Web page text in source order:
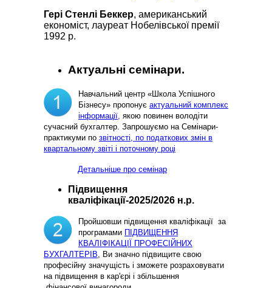
Гері Стенлі Беккер, американський
економіст, лауреат Нобелівської премії
1992 р.
Актуальні семінари.
Навчальний центр «Школа Успішного
Бізнесу» пропонує актуальний комплекс
інформації, якою повинен володіти
сучасний бухгалтер. Запрошуємо на Семінари-
практикуми по звітності, по податкових змін в
квартальному звіті і поточному році
Детальніше про семінар
Підвищення
кваліфікації-2025/2026 н.р.
Пройшовши підвищення кваліфікації за
програмами ПІДВИЩЕННЯ
КВАЛІФІКАЦІЇ ПРОФЕСІЙНИХ
БУХГАЛТЕРІВ , Ви значно підвищите свою
професійну значущість і зможете розраховувати
на підвищення в кар'єрі і збільшення